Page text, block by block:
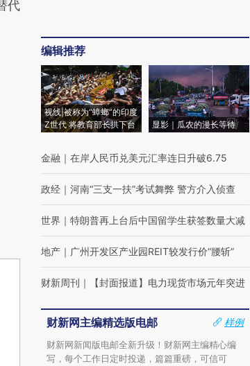
代
编辑推荐
视线|被称为“蟑螂”的印度
Z世代 将教育部长拱下台
显影｜瓜农的漫长等待
金融 ｜ 在岸人民币兑美元汇率连日升破6.75
政经 ｜ 河南“三支一扶”考试舞弊 警方介入侦查
世界 ｜ 特朗普再上台后中国留学生获签数量大减
地产 ｜ 广州开发区产业园REIT较发行价“腰斩”
财新周刊 ｜ 【封面报道】电力现货市场元年突进
财新网主编精选版电邮
样例
财新网新闻版电邮全新升级！财新网主编精心编
写，每个工作日定时投递，篇篇重磅，可信可